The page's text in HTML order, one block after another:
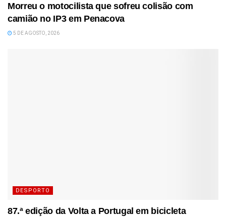
Morreu o motocilista que sofreu colisão com
camião no IP3 em Penacova
5 DE AGOSTO, 2026
DESPORTO
87.ª edição da Volta a Portugal em bicicleta